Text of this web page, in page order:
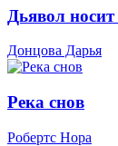
Дьявол
Донцова Дарья
Река снов
Робертс Нора